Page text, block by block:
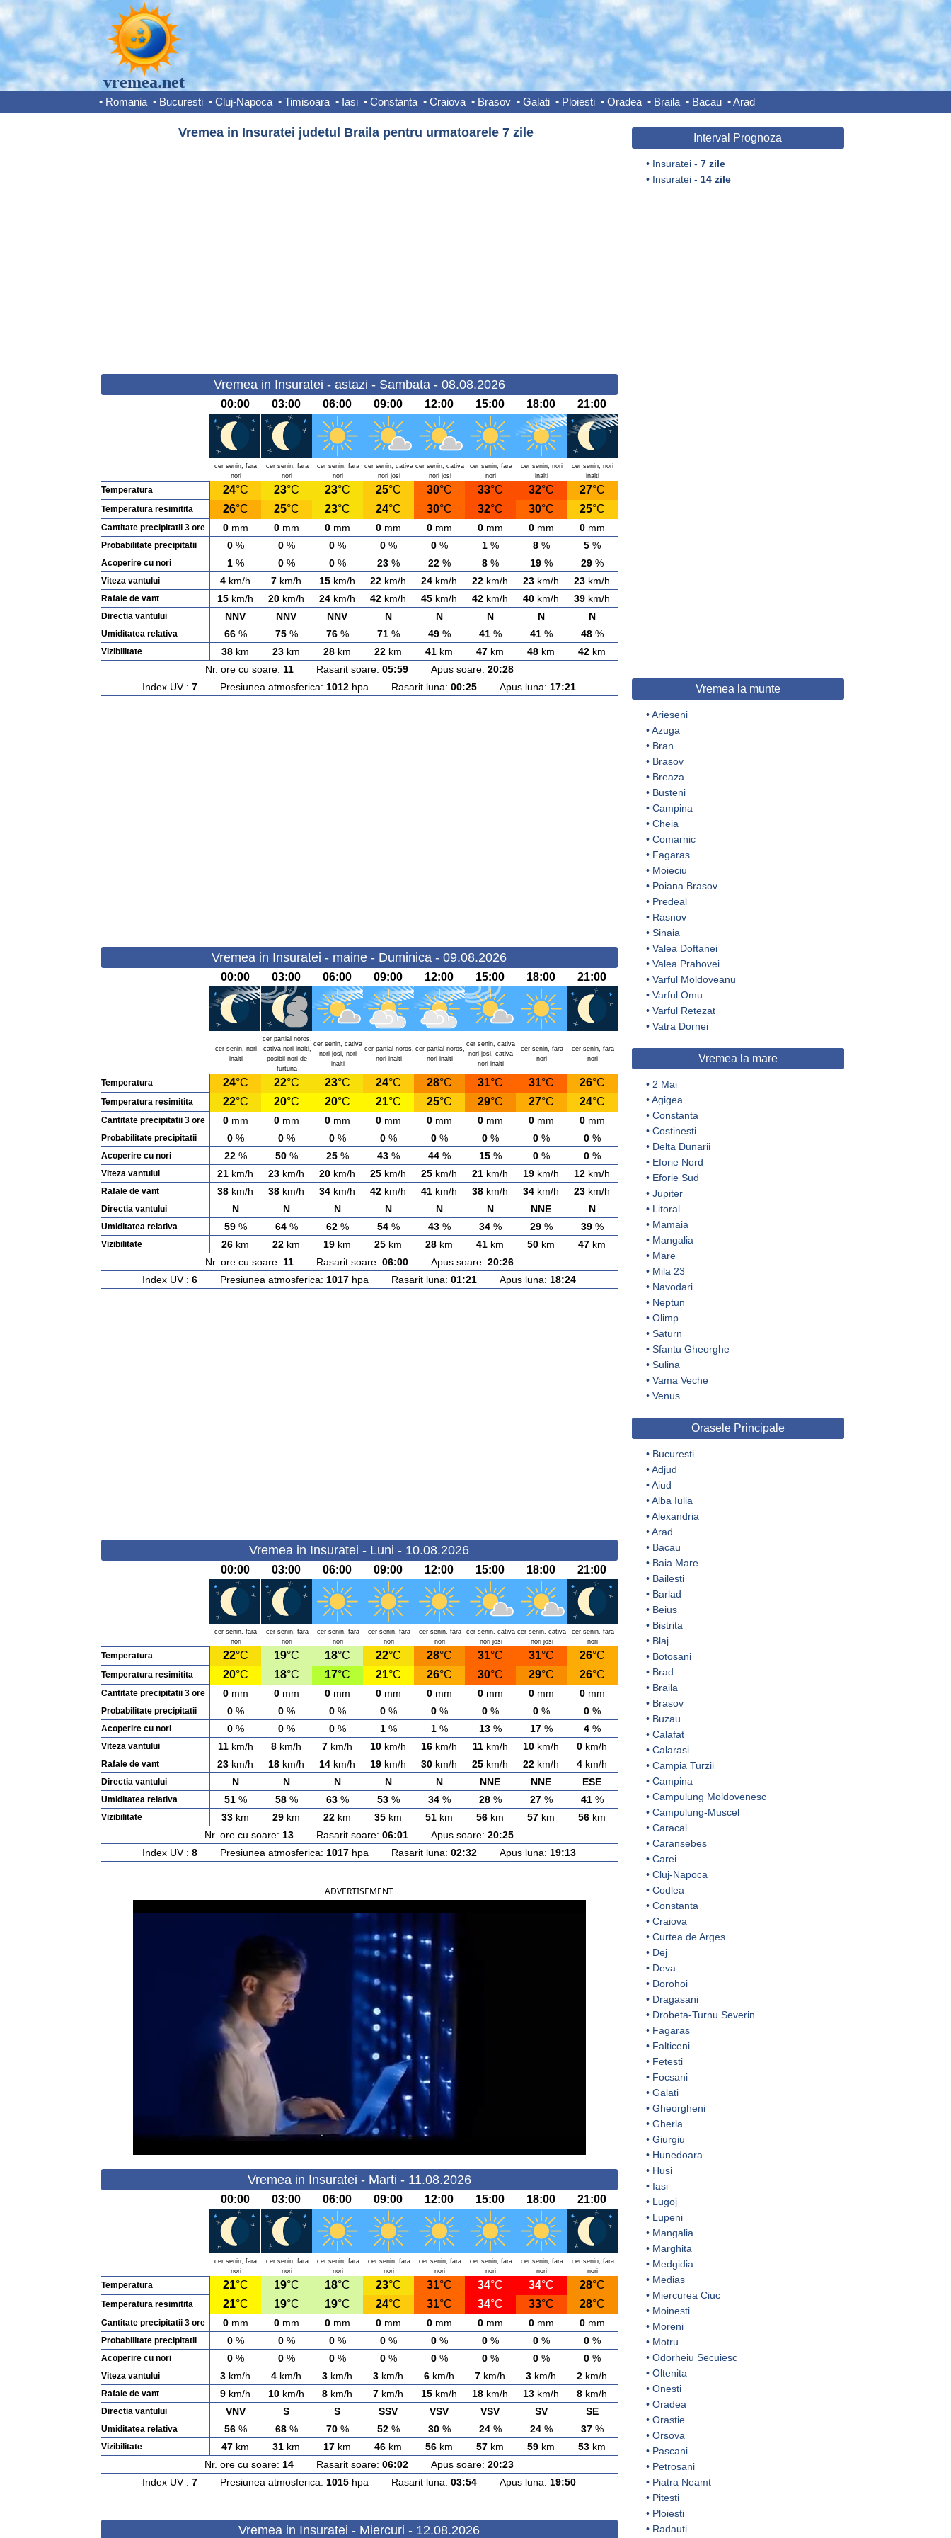
vremea.net
• Romania • Bucuresti • Cluj-Napoca • Timisoara • Iasi • Constanta • Craiova • Brasov • Galati • Ploiesti • Oradea • Braila • Bacau •Arad
Vremea in Insuratei judetul Braila pentru urmatoarele 7 zile
Vremea in Insuratei - astazi - Sambata - 08.08.2026
00:00 03:00 06:00 09:00 12:00 15:00 18:00 21:00
cer senin, fara
nori
cer senin, fara
nori
cer senin, fara
nori
cer senin, cativa
nori josi
cer senin, cativa
nori josi
cer senin, fara
nori
cer senin, nori
inalti
cer senin, nori
inalti
Temperatura 24°C 23°C 23°C 25°C 30°C 33°C 32°C 27°C
Temperatura resimitita 26°C 25°C 23°C 24°C 30°C 32°C 30°C 25°C
Cantitate precipitatii 3 ore 0mm 0mm 0mm 0mm 0mm 0mm 0mm 0mm
Probabilitate precipitatii 0% 0% 0% 0% 0% 1% 8% 5%
Acoperire cu nori 1% 0% 0% 23% 22% 8% 19% 29%
Viteza vantului 4 km/h 7 km/h 15 km/h 22 km/h 24 km/h 22 km/h 23 km/h 23 km/h
Rafale de vant 15 km/h 20 km/h 24 km/h 42 km/h 45 km/h 42 km/h 40 km/h 39 km/h
Directia vantului NNV NNV NNV N N N N N
Umiditatea relativa 66% 75% 76% 71% 49% 41% 41% 48%
Vizibilitate 38 km 23 km 28 km 22 km 41 km 47 km 48 km 42 km
Nr. ore cu soare: 11Rasarit soare: 05:59Apus soare: 20:28
Index UV : 7 Presiunea atmosferica: 1012 hpa Rasarit luna: 00:25 Apus luna: 17:21
Vremea in Insuratei - maine - Duminica - 09.08.2026
00:00 03:00 06:00 09:00 12:00 15:00 18:00 21:00
cer senin, nori
inalti
cer partial noros,
cativa nori inalti,
posibil nori de
furtuna
cer senin, cativa
nori josi, nori
inalti
cer partial noros,
nori inalti
cer partial noros,
nori inalti
cer senin, cativa
nori josi, cativa
nori inalti
cer senin, fara
nori
cer senin, fara
nori
Temperatura 24°C 22°C 23°C 24°C 28°C 31°C 31°C 26°C
Temperatura resimitita 22°C 20°C 20°C 21°C 25°C 29°C 27°C 24°C
Cantitate precipitatii 3 ore 0mm 0mm 0mm 0mm 0mm 0mm 0mm 0mm
Probabilitate precipitatii 0% 0% 0% 0% 0% 0% 0% 0%
Acoperire cu nori 22% 50% 25% 43% 44% 15% 0% 0%
Viteza vantului 21 km/h 23 km/h 20 km/h 25 km/h 25 km/h 21 km/h 19 km/h 12 km/h
Rafale de vant 38 km/h 38 km/h 34 km/h 42 km/h 41 km/h 38 km/h 34 km/h 23 km/h
Directia vantului N N N N N N NNE N
Umiditatea relativa 59% 64% 62% 54% 43% 34% 29% 39%
Vizibilitate 26 km 22 km 19 km 25 km 28 km 41 km 50 km 47 km
Nr. ore cu soare: 11Rasarit soare: 06:00Apus soare: 20:26
Index UV : 6 Presiunea atmosferica: 1017 hpa Rasarit luna: 01:21 Apus luna: 18:24
Vremea in Insuratei - Luni - 10.08.2026
00:00 03:00 06:00 09:00 12:00 15:00 18:00 21:00
cer senin, fara
nori
cer senin, fara
nori
cer senin, fara
nori
cer senin, fara
nori
cer senin, fara
nori
cer senin, cativa
nori josi
cer senin, cativa
nori josi
cer senin, fara
nori
Temperatura 22°C 19°C 18°C 22°C 28°C 31°C 31°C 26°C
Temperatura resimitita 20°C 18°C 17°C 21°C 26°C 30°C 29°C 26°C
Cantitate precipitatii 3 ore 0mm 0mm 0mm 0mm 0mm 0mm 0mm 0mm
Probabilitate precipitatii 0% 0% 0% 0% 0% 0% 0% 0%
Acoperire cu nori 0% 0% 0% 1% 1% 13% 17% 4%
Viteza vantului 11km/h 8 km/h 7 km/h 10 km/h 16 km/h 11km/h 10 km/h 0 km/h
Rafale de vant 23 km/h 18 km/h 14 km/h 19 km/h 30 km/h 25 km/h 22 km/h 4 km/h
Directia vantului N N N N N NNE NNE ESE
Umiditatea relativa 51% 58% 63% 53% 34% 28% 27% 41%
Vizibilitate 33 km 29 km 22 km 35 km 51 km 56 km 57 km 56 km
Nr. ore cu soare: 13 Rasarit soare: 06:01 Apus soare: 20:25
Index UV : 8 Presiunea atmosferica: 1017 hpa Rasarit luna: 02:32 Apus luna: 19:13
ADVERTISEMENT
Vremea in Insuratei - Marti - 11.08.2026
00:00 03:00 06:00 09:00 12:00 15:00 18:00 21:00
cer senin, fara
nori
cer senin, fara
nori
cer senin, fara
nori
cer senin, fara
nori
cer senin, fara
nori
cer senin, fara
nori
cer senin, fara
nori
cer senin, fara
nori
Temperatura 21°C 19°C 18°C 23°C 31°C 34°C 34°C 28°C
Temperatura resimitita 21°C 19°C 19°C 24°C 31°C 34°C 33°C 28°C
Cantitate precipitatii 3 ore 0mm 0mm 0mm 0mm 0mm 0mm 0mm 0mm
Probabilitate precipitatii 0% 0% 0% 0% 0% 0% 0% 0%
Acoperire cu nori 0% 0% 0% 0% 0% 0% 0% 0%
Viteza vantului 3 km/h 4 km/h 3 km/h 3 km/h 6 km/h 7 km/h 3 km/h 2 km/h
Rafale de vant 9 km/h 10 km/h 8 km/h 7 km/h 15 km/h 18 km/h 13 km/h 8 km/h
Directia vantului VNV S S SSV VSV VSV SV SE
Umiditatea relativa 56% 68% 70% 52% 30% 24% 24% 37%
Vizibilitate 47 km 31 km 17 km 46 km 56 km 57 km 59 km 53 km
Nr. ore cu soare: 14 Rasarit soare: 06:02 Apus soare: 20:23
Index UV : 7 Presiunea atmosferica: 1015 hpa Rasarit luna: 03:54 Apus luna: 19:50
Vremea in Insuratei - Miercuri - 12.08.2026
Interval Prognoza
• Insuratei - 7 zile
• Insuratei - 14 zile
Vremea la munte
•Arieseni
•Azuga
• Bran
• Brasov
• Breaza
• Busteni
• Campina
• Cheia
• Comarnic
• Fagaras
• Moieciu
• Poiana Brasov
• Predeal
• Rasnov
• Sinaia
• Valea Doftanei
• Valea Prahovei
• Varful Moldoveanu
• Varful Omu
• Varful Retezat
• Vatra Dornei
Vremea la mare
• 2 Mai
•Agigea
• Constanta
• Costinesti
• Delta Dunarii
• Eforie Nord
• Eforie Sud
• Jupiter
• Litoral
• Mamaia
• Mangalia
• Mare
• Mila 23
• Navodari
• Neptun
• Olimp
• Saturn
• Sfantu Gheorghe
• Sulina
• Vama Veche
• Venus
Orasele Principale
• Bucuresti
•Adjud
•Aiud
•Alba Iulia
•Alexandria
•Arad
• Bacau
• Baia Mare
• Bailesti
• Barlad
• Beius
• Bistrita
• Blaj
• Botosani
• Brad
• Braila
• Brasov
• Buzau
• Calafat
• Calarasi
• Campia Turzii
• Campina
• Campulung Moldovenesc
• Campulung-Muscel
• Caracal
• Caransebes
• Carei
• Cluj-Napoca
• Codlea
• Constanta
• Craiova
• Curtea de Arges
• Dej
• Deva
• Dorohoi
• Dragasani
• Drobeta-Turnu Severin
• Fagaras
• Falticeni
• Fetesti
• Focsani
• Galati
• Gheorgheni
• Gherla
• Giurgiu
• Hunedoara
• Husi
• Iasi
• Lugoj
• Lupeni
• Mangalia
• Marghita
• Medgidia
• Medias
• Miercurea Ciuc
• Moinesti
• Moreni
• Motru
• Odorheiu Secuiesc
• Oltenita
• Onesti
• Oradea
• Orastie
• Orsova
• Pascani
• Petrosani
• Piatra Neamt
• Pitesti
• Ploiesti
• Radauti